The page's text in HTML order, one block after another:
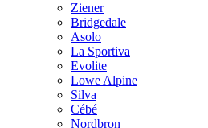
Ziener
Bridgedale
Asolo
La Sportiva
Evolite
Lowe Alpine
Silva
Cébé
Nordbron